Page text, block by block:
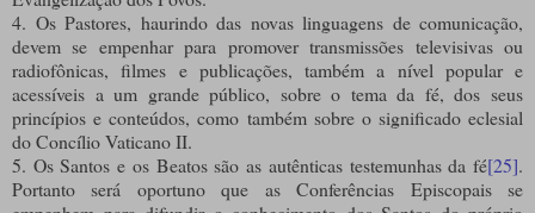
4. Os Pastores, haurindo das novas linguagens de comunicação,
devem se empenhar para promover transmissões televisivas ou
radiofônicas, filmes e publicações, também a nível popular e
acessíveis a um grande público, sobre o tema da fé, dos seus
princípios e conteúdos, como também sobre o significado eclesial
do Concílio Vaticano II.
5. Os Santos e os Beatos são as autênticas testemunhas da fé[25].
Portanto será oportuno que as Conferências Episcopais se